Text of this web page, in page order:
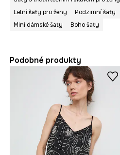
Letní šaty pro ženy
Podzimní šaty
Mini dámské šaty
Boho šaty
Podobné produkty